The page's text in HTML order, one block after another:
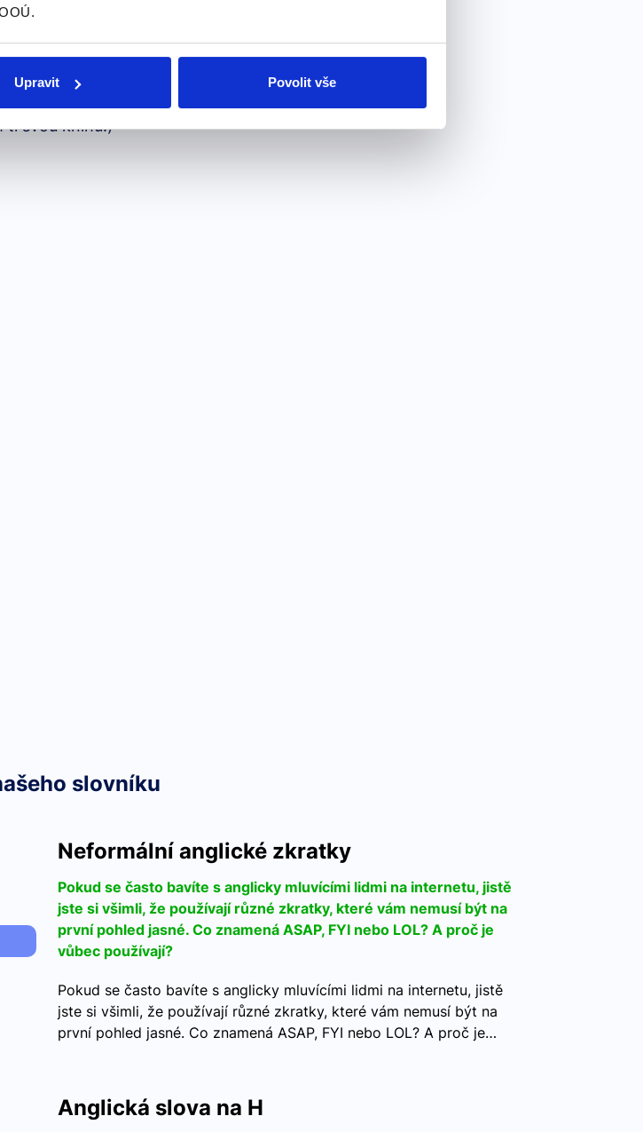
Upravit Povolit vše
si půjčit tvou knihu?)
ti svou knihu.)
slovníku
Neformální anglické zkratky
Pokud se často bavíte s anglicky mluvícími lidmi na internetu, jistě
jste si všimli, že používají různé zkratky, které vám nemusí být na
první pohled jasné. Co znamená ASAP, FYI nebo LOL? A proč je
vůbec používají?
Pokud se často bavíte s anglicky mluvícími lidmi na internetu, jistě
jste si všimli, že používají různé zkratky, které vám nemusí být na
první pohled jasné. Co znamená ASAP, FYI nebo LOL? A proč je…
Anglická slova na H